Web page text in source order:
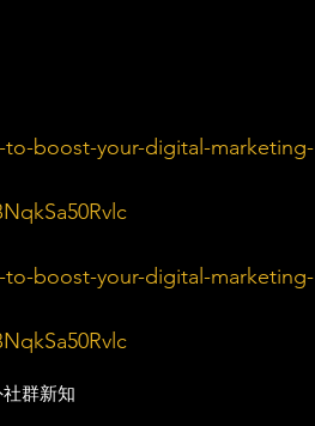
boost-your-digital-marketing-
boost-your-digital-marketing-
群新知